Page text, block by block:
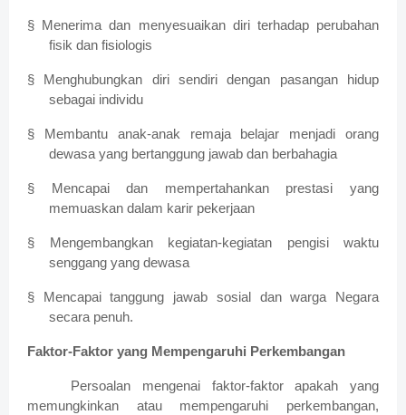
§ Menerima dan menyesuaikan diri terhadap perubahan
fisik dan fisiologis
§ Menghubungkan diri sendiri dengan pasangan hidup
sebagai individu
§ Membantu anak-anak remaja belajar menjadi orang
dewasa yang bertanggung jawab dan berbahagia
§ Mencapai dan mempertahankan prestasi yang
memuaskan dalam karir pekerjaan
§ Mengembangkan kegiatan-kegiatan pengisi waktu
senggang yang dewasa
§ Mencapai tanggung jawab sosial dan warga Negara
secara penuh.
Faktor-Faktor yang Mempengaruhi Perkembangan
Persoalan mengenai faktor-faktor apakah yang
memungkinkan atau mempengaruhi perkembangan,